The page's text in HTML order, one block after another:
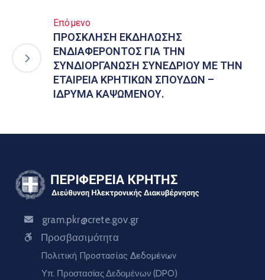
Επόμενο
ΠΡΟΣΚΛΗΣΗ ΕΚΔΗΛΩΣΗΣ
ΕΝΔΙΑΦΕΡΟΝΤΟΣ ΓΙΑ ΤΗΝ
ΣΥΝΔΙΟΡΓΑΝΩΣΗ ΣΥΝΕΔΡΙΟΥ ΜΕ ΤΗΝ
ΕΤΑΙΡΕΙΑ ΚΡΗΤΙΚΩΝ ΣΠΟΥΔΩΝ –
ΙΔΡΥΜΑ ΚΑΨΩΜΕΝΟΥ.
gram.pkr@crete.gov.gr
Προσβασιμότητα
Πολιτική Προστασίας Δεδομένων
Υπ. Προστασίας Δεδομένων (DPO)